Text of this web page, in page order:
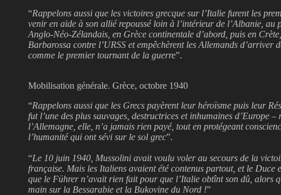
“Rappelons aussi que les victoires grecque sur l’Italie furent les
venir en aide à son allié repoussé loin à l’intérieur de l’Albanie, au
Anglo-Néo-Zélandais, en Grèce continentale d’abord, puis en
Barbarossa contre l’URSS et empêchèrent les Allemands
comme le premier tournant de la guerre”.
Mobilisation générale. Grèce, octobre 1940
“Rappelons aussi que les Grecs payèrent leur héroïsme puis leur
fut l’une des plus sauvages, destructrices et inhumaines d’Europe
l’Allemagne, elle, n’a jamais rien payé, tout en protégeant
l’humanité qui ont sévi sur le sol grec”.
“Le 10 juin 1940, Mussolini avait voulu voler au secours de la
française. Mais les Italiens avaient été contenus partout, et le Duce
que le Führer n’avait rien fait pour que l’Italie obtînt son dû, alors
main sur la Bessarabie et la Bukovine du Nord !”